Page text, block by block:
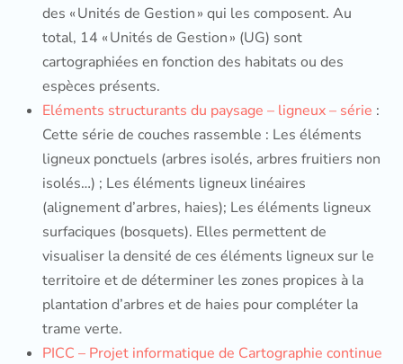
des « Unités de Gestion » qui les composent. Au
total, 14 « Unités de Gestion » (UG) sont
cartographiées en fonction des habitats ou des
espèces présents.
Eléments structurants du paysage – ligneux – série :
Cette série de couches rassemble : Les éléments
ligneux ponctuels (arbres isolés, arbres fruitiers non
isolés…) ; Les éléments ligneux linéaires
(alignement d’arbres, haies); Les éléments ligneux
surfaciques (bosquets). Elles permettent de
visualiser la densité de ces éléments ligneux sur le
territoire et de déterminer les zones propices à la
plantation d’arbres et de haies pour compléter la
trame verte.
PICC – Projet informatique de Cartographie continue